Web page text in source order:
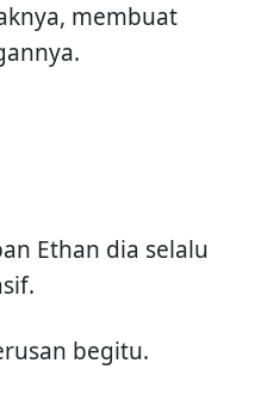
membuat
Ethan dia selalu
begitu.